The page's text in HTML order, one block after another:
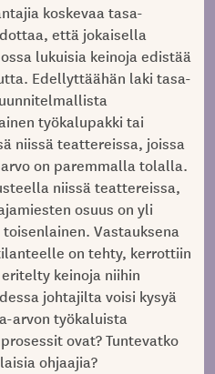
koskevaa tasa-
että jokaisella
lukuisia keinoja edistää
Edellyttäähän laki tasa-
työkalupakki tai
niissä teattereissa, joissa
on paremmalla tolalla.
niissä teattereissa,
osuus on yli
Vastauksena
on tehty, kerrottiin
keinoja niihin
johtajilta voisi kysyä
arvon työkaluista
ovat? Tuntevatko
ohjaajia?